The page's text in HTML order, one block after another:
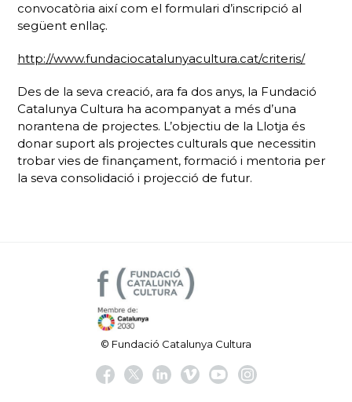
convocatòria així com el formulari d’inscripció al
següent enllaç.
http://www.fundaciocatalunyacultura.cat/criteris/
Des de la seva creació, ara fa dos anys, la Fundació
Catalunya Cultura ha acompanyat a més d’una
norantena de projectes. L’objectiu de la Llotja és
donar suport als projectes culturals que necessitin
trobar vies de finançament, formació i mentoria per
la seva consolidació i projecció de futur.
© Fundació Catalunya Cultura